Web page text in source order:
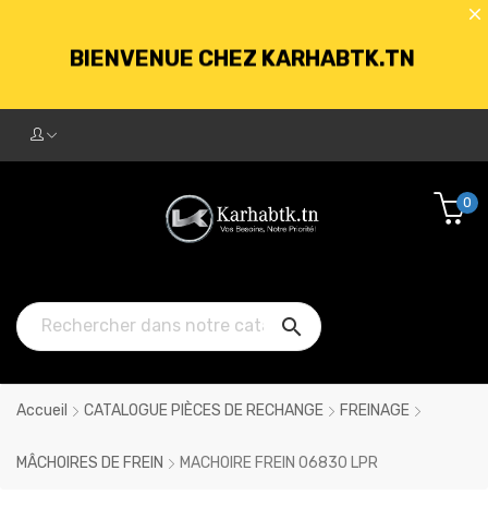
BIENVENUE CHEZ KARHABTK.TN
250DT D'ACHATS

0
Accueil CATALOGUE PIÈCES DE RECHANGE FREINAGE
MÂCHOIRES DE FREIN MACHOIRE FREIN 06830 LPR